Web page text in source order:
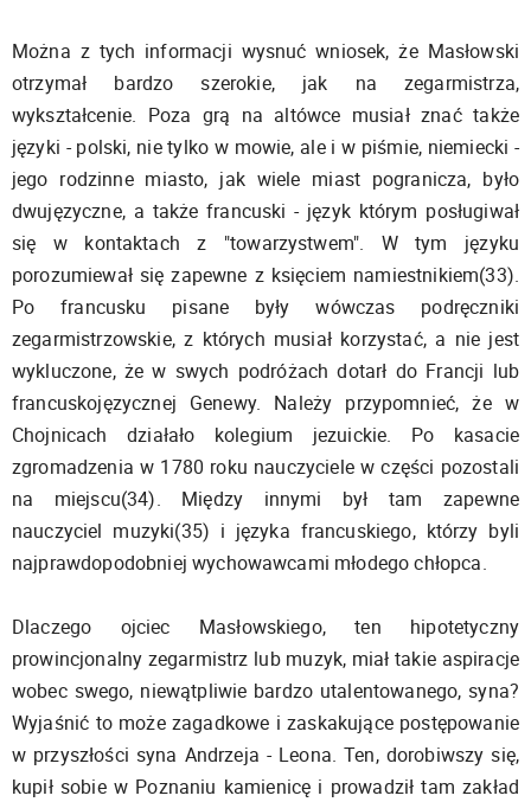
Można z tych informacji wysnuć wniosek, że Masłowski
otrzymał bardzo szerokie, jak na zegarmistrza,
wykształcenie. Poza grą na altówce musiał znać także
języki - polski, nie tylko w mowie, ale i w piśmie, niemiecki -
jego rodzinne miasto, jak wiele miast pogranicza, było
dwujęzyczne, a także francuski - język którym posługiwał
się w kontaktach z "towarzystwem". W tym języku
porozumiewał się zapewne z księciem namiestnikiem(33).
Po francusku pisane były wówczas podręczniki
zegarmistrzowskie, z których musiał korzystać, a nie jest
wykluczone, że w swych podróżach dotarł do Francji lub
francuskojęzycznej Genewy. Należy przypomnieć, że w
Chojnicach działało kolegium jezuickie. Po kasacie
zgromadzenia w 1780 roku nauczyciele w części pozostali
na miejscu(34). Między innymi był tam zapewne
nauczyciel muzyki(35) i języka francuskiego, którzy byli
najprawdopodobniej wychowawcami młodego chłopca.
Dlaczego ojciec Masłowskiego, ten hipotetyczny
prowincjonalny zegarmistrz lub muzyk, miał takie aspiracje
wobec swego, niewątpliwie bardzo utalentowanego, syna?
Wyjaśnić to może zagadkowe i zaskakujące postępowanie
w przyszłości syna Andrzeja - Leona. Ten, dorobiwszy się,
kupił sobie w Poznaniu kamienicę i prowadził tam zakład